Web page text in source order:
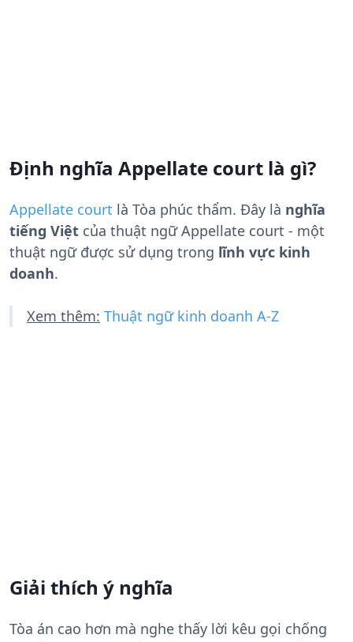
Định nghĩa Appellate court là gì?
Appellate court là Tòa phúc thẩm. Đây là nghĩa
tiếng Việt của thuật ngữ Appellate court - một
thuật ngữ được sử dụng trong lĩnh vực kinh
doanh.
Xem thêm: Thuật ngữ kinh doanh A-Z
Giải thích ý nghĩa
Tòa án cao hơn mà nghe thấy lời kêu gọi chống